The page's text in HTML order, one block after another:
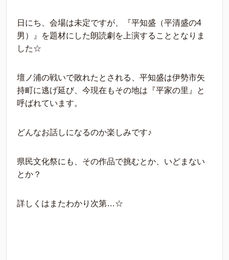
日にち、会場は未定ですが、『平知盛（平清盛の4
男）』を題材にした朗読劇を上演することとなりま
した☆
壇ノ浦の戦いで敗れたとされる、平知盛は伊勢市矢
持町に逃げ延び、今現在もその地は『平家の里』と
呼ばれています。
どんなお話しになるのか楽しみです♪
県民文化祭にも、その作品で挑むとか、いどまない
とか？
詳しくはまたわかり次第…☆